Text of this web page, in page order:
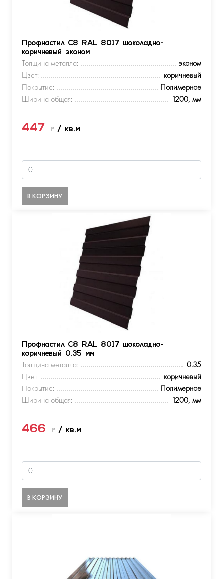
Профнастил С8 RAL 8017 шоколадно-
коричневый эконом
Толщина металла:
эконом
Цвет:
коричневый
Покрытие:
Полимерное
Ширина общая:
1200, мм
447 ₽ / кв.м
В КОРЗИНУ
Профнастил С8 RAL 8017 шоколадно-
коричневый 0.35 мм
Толщина металла:
0.35
Цвет:
коричневый
Покрытие:
Полимерное
Ширина общая:
1200, мм
466 ₽ / кв.м
В КОРЗИНУ